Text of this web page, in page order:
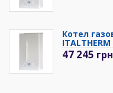
Котел
ITALTHERM
47 245 грн